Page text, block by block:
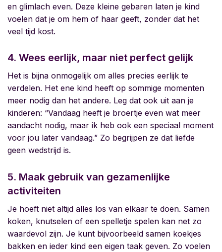
en glimlach even. Deze kleine gebaren laten je kind
voelen dat je om hem of haar geeft, zonder dat het
veel tijd kost.
4. Wees eerlijk, maar niet perfect gelijk
Het is bijna onmogelijk om alles precies eerlijk te
verdelen. Het ene kind heeft op sommige momenten
meer nodig dan het andere. Leg dat ook uit aan je
kinderen: “Vandaag heeft je broertje even wat meer
aandacht nodig, maar ik heb ook een speciaal moment
voor jou later vandaag.” Zo begrijpen ze dat liefde
geen wedstrijd is.
5. Maak gebruik van gezamenlijke
activiteiten
Je hoeft niet altijd alles los van elkaar te doen. Samen
koken, knutselen of een spelletje spelen kan net zo
waardevol zijn. Je kunt bijvoorbeeld samen koekjes
bakken en ieder kind een eigen taak geven. Zo voelen